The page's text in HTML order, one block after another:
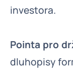
investora.
Pointa pro
dluhopisy